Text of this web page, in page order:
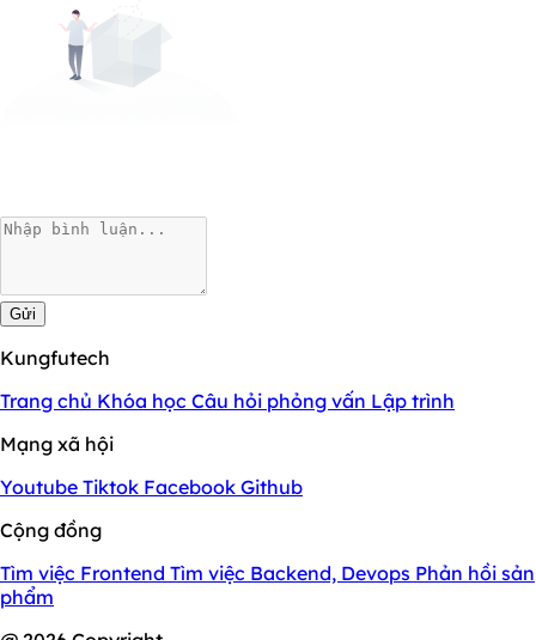
Gửi
Kungfutech
Trang chủ Khóa học Câu hỏi phỏng vấn Lập trình
Mạng xã hội
Youtube Tiktok Facebook Github
Cộng đồng
Tìm việc Frontend Tìm việc Backend, Devops Phản hồi sản
phẩm